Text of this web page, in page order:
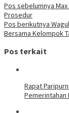
Pos sebelumnya
Prosedur
Pos berikutnya
Bersama Kelompok
Pos terkait
Rapat
Pemerintahan